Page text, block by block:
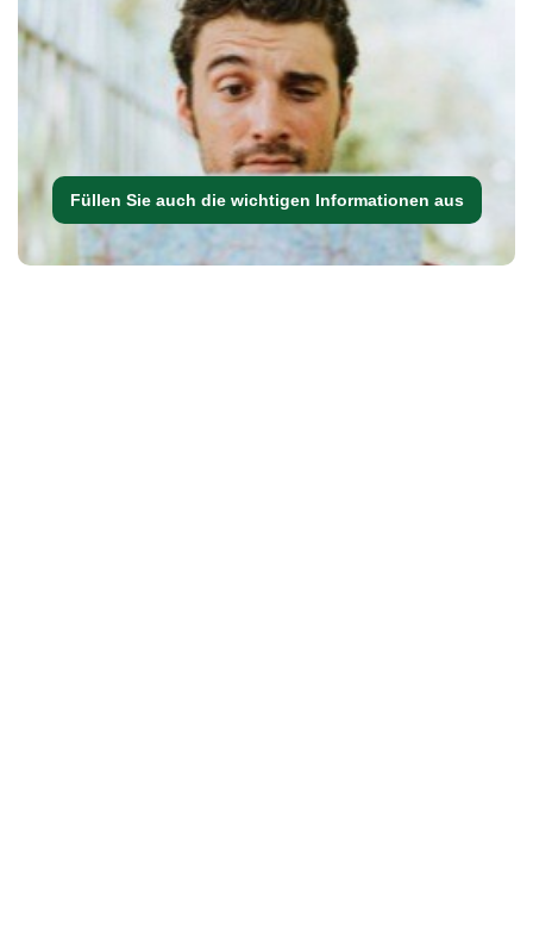
Füllen Sie auch die wichtigen Informationen aus